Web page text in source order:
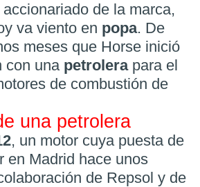
de la marca,
va viento en popa. De
meses que Horse inició
con una petrolera para el
de combustión de
una petrolera
, un motor cuya puesta de
en Madrid hace unos
de Repsol y de